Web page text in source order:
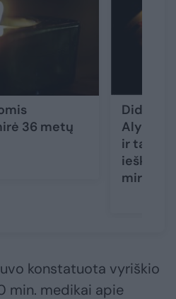
36 metų
Didžiulė
Alytaus
ir
ieškotas
miręs
konstatuota vyriškio
min. medikai apie